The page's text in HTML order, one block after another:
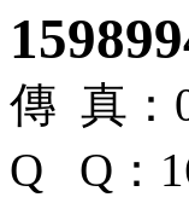
傳 真：
Q Q